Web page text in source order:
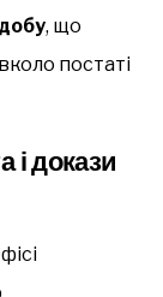
, що
постаті
і докази